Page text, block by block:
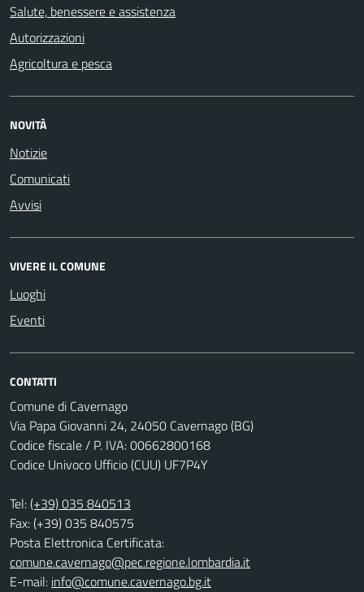
Salute, benessere e assistenza
Autorizzazioni
Agricoltura e pesca
NOVITÀ
Notizie
Comunicati
Avvisi
VIVERE IL COMUNE
Luoghi
Eventi
CONTATTI
Comune di Cavernago
Via Papa Giovanni 24, 24050 Cavernago (BG)
Codice fiscale / P. IVA: 00662800168
Codice Univoco Ufficio (CUU) UF7P4Y
Tel:(+39) 035 840513
Fax: (+39) 035 840575
Posta Elettronica Certificata:
comune.cavernago@pec.regione.lombardia.it
E-mail: info@comune.cavernago.bg.it